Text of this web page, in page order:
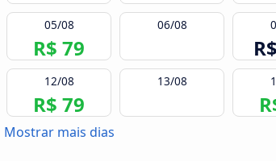
05/08
R$ 79
06/08
12/08
R$ 79
13/08
Mostrar mais dias